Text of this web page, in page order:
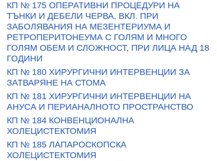
КП № 175 ОПЕРАТИВНИ ПРОЦЕДУРИ НА
ТЪНКИ И ДЕБЕЛИ ЧЕРВА, ВКЛ. ПРИ
ЗАБОЛЯВАНИЯ НА МЕЗЕНТЕРИУМА И
РЕТРОПЕРИТОНЕУМА С ГОЛЯМ И МНОГО
ГОЛЯМ ОБЕМ И СЛОЖНОСТ, ПРИ ЛИЦА НАД 18
ГОДИНИ
КП № 180 ХИРУРГИЧНИ ИНТЕРВЕНЦИИ ЗА
ЗАТВАРЯНЕ НА СТОМА
КП № 181 ХИРУРГИЧНИ ИНТЕРВЕНЦИИ НА
АНУСА И ПЕРИАНАЛНОТО ПРОСТРАНСТВО
КП № 184 КОНВЕНЦИОНАЛНА
ХОЛЕЦИСТЕКТОМИЯ
КП № 185 ЛАПАРОСКОПСКА
ХОЛЕЦИСТЕКТОМИЯ